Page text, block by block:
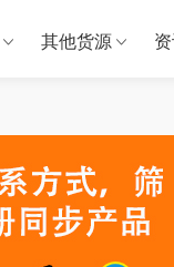
其他货源